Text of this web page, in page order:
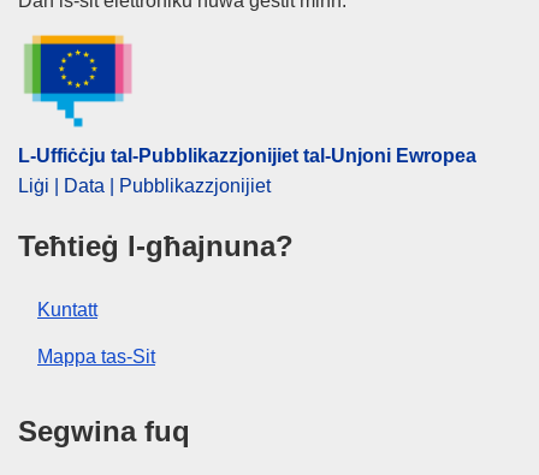
L-Uffiċċju tal-Pubblikazzjonijiet tal-Unjoni Ewropea
Liġi | Data | Pubblikazzjonijiet
Teħtieġ l-għajnuna?
Kuntatt
Mappa tas-Sit
Segwina fuq